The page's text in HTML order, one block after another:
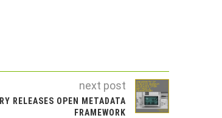
next post
RELEASES OPEN METADATA
FRAMEWORK